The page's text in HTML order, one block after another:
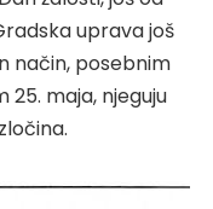
uprava još
način, posebnim
maja, njeguju